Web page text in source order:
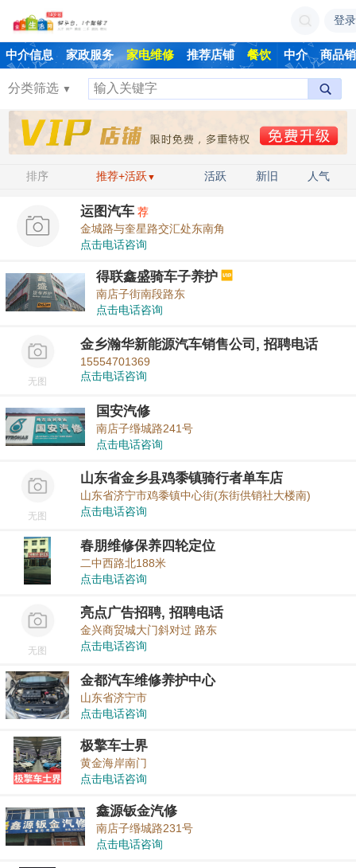
登录
中介信息 家政服务家电维修 推荐店铺 餐饮 中介 商品
分类筛选 ▼
排序 推荐+活跃▼ 活跃 新旧 人气
运图汽车 荐
金城路与奎星路交汇处东南角
点击电话咨询
得联鑫盛骑车子养护
南店子街南段路东
点击电话咨询
无图
金乡瀚华新能源汽车销售公司, 招聘电话
15554701369
点击电话咨询
国安汽修
南店子缗城路241号
点击电话咨询
无图
山东省金乡县鸡黍镇骑行者单车店
山东省济宁市鸡黍镇中心街(东街供销社大楼南)
点击电话咨询
春朋维修保养四轮定位
二中西路北188米
点击电话咨询
无图
亮点广告招聘, 招聘电话
金兴商贸城大门斜对过 路东
点击电话咨询
金都汽车维修养护中心
山东省济宁市
点击电话咨询
极擎车士界
黄金海岸南门
点击电话咨询
鑫源钣金汽修
南店子缗城路231号
点击电话咨询